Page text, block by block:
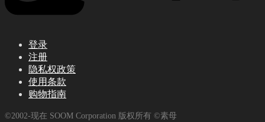
登录
注册
隐私权政策
使用条款
购物指南
©2002-现在 SOOM Corporation 版权所有 ©素母